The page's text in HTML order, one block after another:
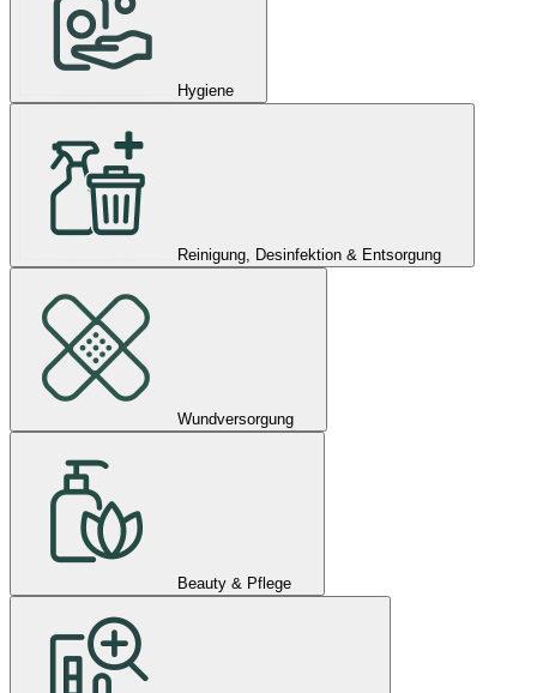
Hygiene
Reinigung, Desinfektion & Entsorgung
Wundversorgung
Beauty & Pflege